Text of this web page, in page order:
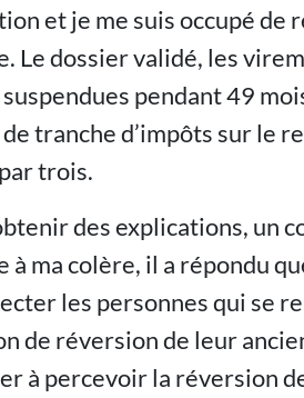
et je me suis occupé de
Le dossier validé, les
pendant 49
tranche d’impôts sur le
trois.
des explications, un
à ma colère, il a répondu
les personnes qui se
de réversion de leur
à percevoir la réversion